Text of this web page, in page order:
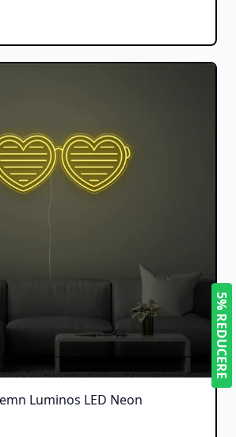
Luminos LED Neon
5% REDUCERE